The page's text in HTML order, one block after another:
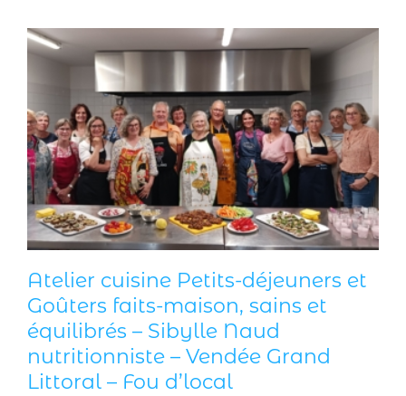
Atelier cuisine Petits-déjeuners et
Goûters faits-maison, sains et
équilibrés – Sibylle Naud
nutritionniste – Vendée Grand
Littoral – Fou d’local